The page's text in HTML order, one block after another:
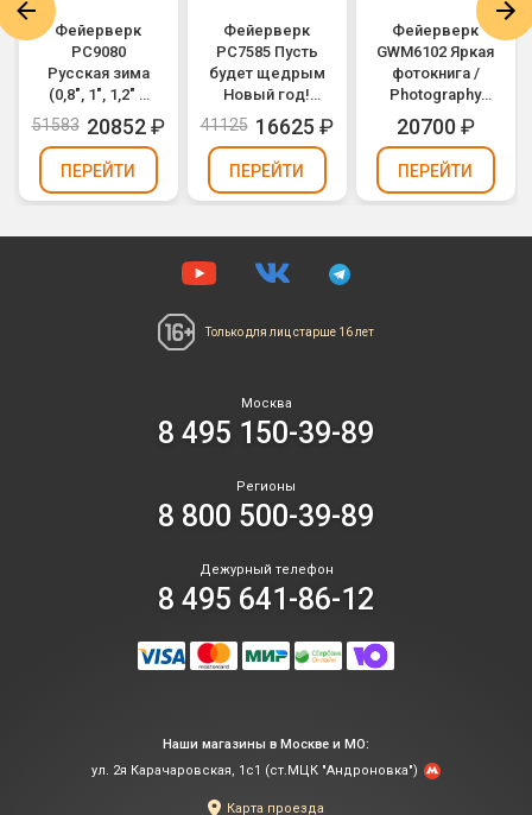
Фейерверк
РС9080
Русская зима
(0,8", 1", 1,2" х
136)
51583 20852₽
ПЕРЕЙТИ
Фейерверк
РС7585 Пусть
будет щедрым
Новый год!
(1,1" х 99)
41125 16625 ₽
ПЕРЕЙТИ
Фейерверк
GWM6102 Яркая
фотокнига /
Photography
Book (1,2" х 100)
20700₽
ПЕРЕЙТИ
Только для лиц старше 16 лет
Москва
8 495 150-39-89
Регионы
8 800 500-39-89
Дежурный телефон
8 495 641-86-12
Наши магазины в Москве и МО:
ул. 2я Карачаровская, 1с1 (ст.МЦК "Андроновка")
Карта проезда